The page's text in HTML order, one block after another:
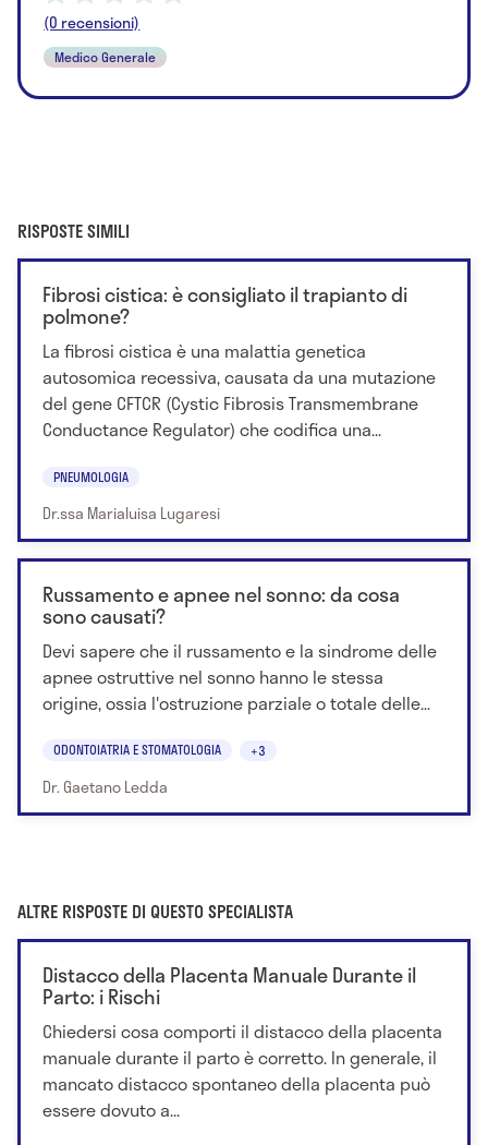
(0 recensioni)
Medico Generale
RISPOSTE SIMILI
Fibrosi cistica: è consigliato il trapianto di
polmone?
La fibrosi cistica è una malattia genetica
autosomica recessiva, causata da una mutazione
del gene CFTCR (Cystic Fibrosis Transmembrane
Conductance Regulator) che codifica una...
PNEUMOLOGIA
Dr.ssa Marialuisa Lugaresi
Russamento e apnee nel sonno: da cosa
sono causati?
Devi sapere che il russamento e la sindrome delle
apnee ostruttive nel sonno hanno le stessa
origine, ossia l'ostruzione parziale o totale delle...
ODONTOIATRIA E STOMATOLOGIA +3
Dr. Gaetano Ledda
ALTRE RISPOSTE DI QUESTO SPECIALISTA
Distacco della Placenta Manuale Durante il
Parto: i Rischi
Chiedersi cosa comporti il distacco della placenta
manuale durante il parto è corretto. In generale, il
mancato distacco spontaneo della placenta può
essere dovuto a...